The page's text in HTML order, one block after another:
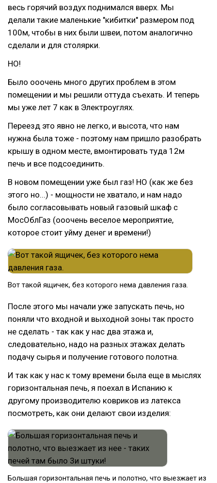
весь горячий воздух поднимался вверх. Мы
делали такие маленькие "кибитки" размером под
100м, чтобы в них были швеи, потом аналогично
сделали и для столярки.
НО!
Было ооочень много других проблем в этом
помещении и мы решили оттуда съехать. И теперь
мы уже лет 7 как в Электроуглях.
Переезд это явно не легко, и высота, что нам
нужна была тоже - поэтому нам пришло разобрать
крышу в одном месте, вмонтировать туда 12м
печь и все подсоединить.
В новом помещении уже был газ! НО (как же без
этого но...) - мощности не хватало, и нам надо
было согласовывать новый газовый шкаф с
МосОблГаз (ооочень веселое мероприятие,
которое стоит уйму денег и времени!)
Вот такой ящичек, без которого нема давления газа.
После этого мы начали уже запускать печь, но
поняли что входной и выходной зоны так просто
не сделать - так как у нас два этажа и,
следовательно, надо на разных этажах делать
подачу сырья и получение готового полотна.
И так как у нас к тому времени была еще в мыслях
горизонтальная печь, я поехал в Испанию к
другому производителю ковриков из латекса
посмотреть, как они делают свои изделия:
Большая горизонтальная печь и полотно, что выезжает из